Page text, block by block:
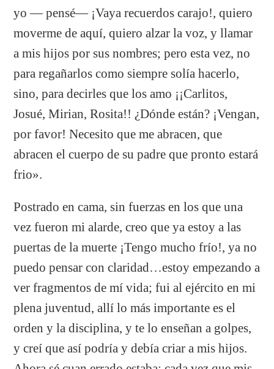
yo — pensé— ¡Vaya recuerdos carajo!, quiero
moverme de aquí, quiero alzar la voz, y llamar
a mis hijos por sus nombres; pero esta vez, no
para regañarlos como siempre solía hacerlo,
sino, para decirles que los amo ¡¡Carlitos,
Josué, Mirian, Rosita!! ¿Dónde están? ¡Vengan,
por favor! Necesito que me abracen, que
abracen el cuerpo de su padre que pronto estará
frio».
Postrado en cama, sin fuerzas en los que una
vez fueron mi alarde, creo que ya estoy a las
puertas de la muerte ¡Tengo mucho frío!, ya no
puedo pensar con claridad…estoy empezando a
ver fragmentos de mí vida; fui al ejército en mi
plena juventud, allí lo más importante es el
orden y la disciplina, y te lo enseñan a golpes,
y creí que así podría y debía criar a mis hijos.